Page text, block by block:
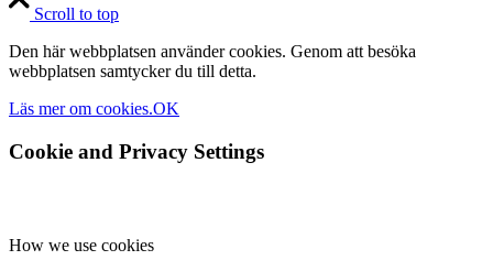
Scroll to top
Den här webbplatsen använder cookies. Genom att besöka
webbplatsen samtycker du till detta.
Läs mer om cookies.OK
Cookie and Privacy Settings
How we use cookies